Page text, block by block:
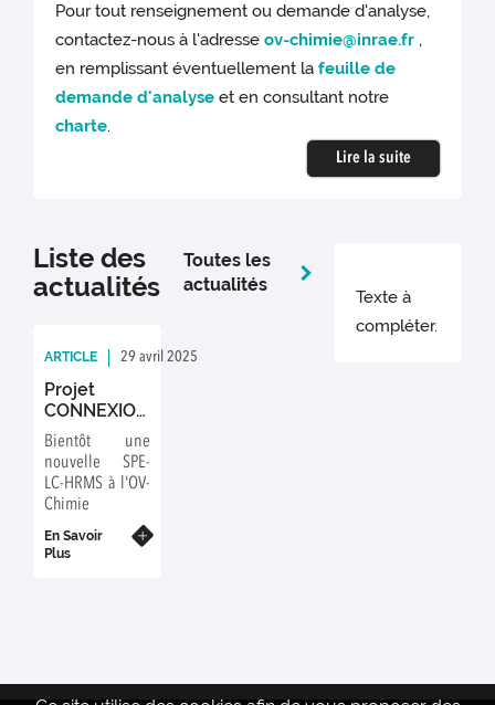
Pour tout renseignement ou demande d'analyse,
contactez-nous à l'adresse ov-chimie@inrae.fr ,
en remplissant éventuellement la feuille de
demande d'analyse et en consultant notre
charte.
Lire la suite
Liste des
actualités
Toutes les
actualités
ARTICLE 29 avril 2025
Projet
CONNEXION
lauréat à
l'appel à
projets
Sésame Ile
de France
Bientôt une
nouvelle SPE-
LC-HRMS à l'OV-
Chimie
En Savoir
Plus
Texte à
compléter.